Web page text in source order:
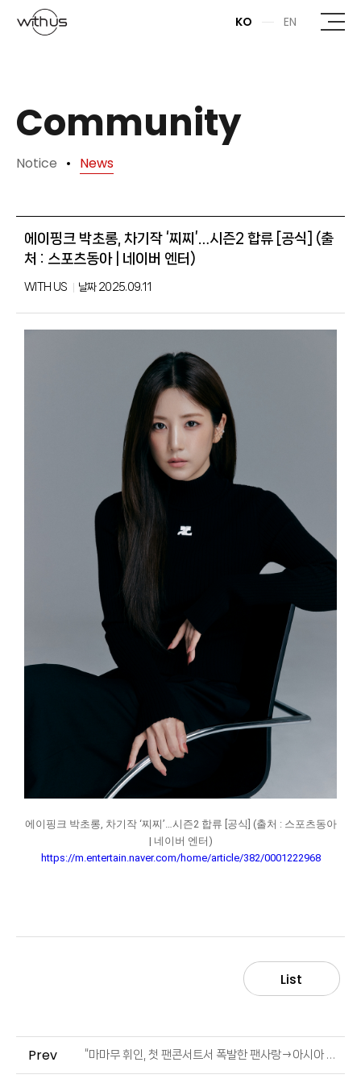
본문바로가기
KO EN
Community
Notice News
에이핑크 박초롱, 차기작 ‘찌찌’…시즌2 합류 [공식] (출
처 : 스포츠동아 | 네이버 엔터)
WITH US 날짜2025.09.11
에이핑크 박초롱, 차기작 ‘찌찌’…시즌2 합류 [공식] (출처 : 스포츠동아
| 네이버 엔터)
https://m.entertain.naver.com/home/article/382/0001222968
List
Prev “마마무 휘인, 첫 팬콘서트서 폭발한 팬사랑→아시아 투어로 글로벌 무대 확장” (출처 : 톱스타뉴스)